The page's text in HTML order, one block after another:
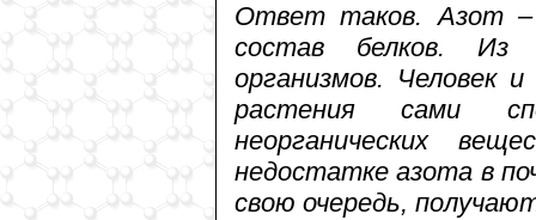
Ответ таков. Азот
состав белков. Из
организмов. Человек
растения сами
неорганических
недостатке азота в
свою очередь,